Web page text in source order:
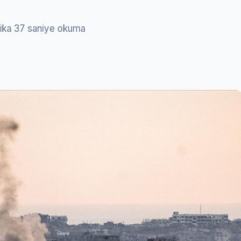
37 saniye okuma